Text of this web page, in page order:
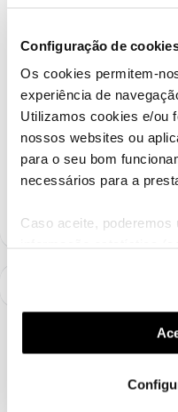
Configuração de
Os cookies permitem-
experiência de
Utilizamos cookies e/ou
nossos websites ou
para o seu bom
necessários para a
Caso aceite,
funcionalidades
funcionalidade) e
(cookies de publicidade
utilização dos cookies
Olá @AntonioSousa2
O@Guimas deu uma boa
Se tiver outras questões
Obrigada
como "Melhor Resposta" e